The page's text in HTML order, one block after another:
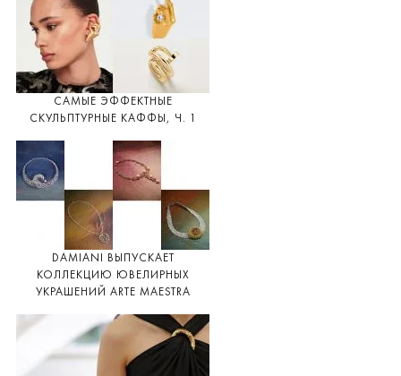
САМЫЕ ЭФФЕКТНЫЕ
СКУЛЬПТУРНЫЕ КАФФЫ, Ч. 1
DAMIANI ВЫПУСКАЕТ
КОЛЛЕКЦИЮ ЮВЕЛИРНЫХ
УКРАШЕНИЙ ARTE MAESTRA